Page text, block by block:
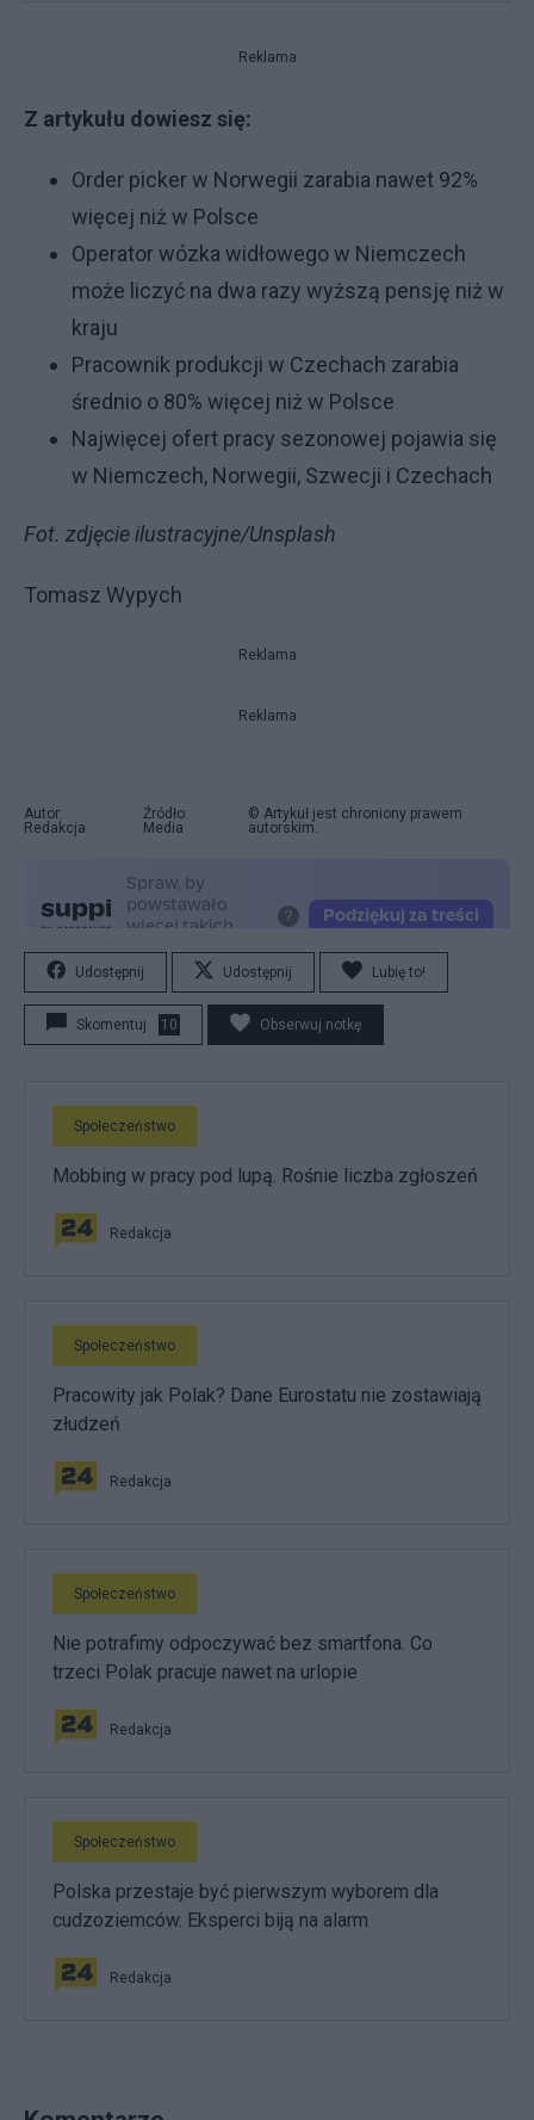
Reklama
Z artykułu dowiesz się:
Order picker w Norwegii zarabia nawet 92%
więcej niż w Polsce
Operator wózka widłowego w Niemczech
może liczyć na dwa razy wyższą pensję niż w
kraju
Pracownik produkcji w Czechach zarabia
średnio o 80% więcej niż w Polsce
Najwięcej ofert pracy sezonowej pojawia się
w Niemczech, Norwegii, Szwecji i Czechach
Fot. zdjęcie ilustracyjne/Unsplash
Tomasz Wypych
Reklama
Reklama
Autor:
Redakcja
Źródło:
Media
© Artykuł jest chroniony prawem
autorskim.
Udostępnij Udostępnij Lubię to!
Skomentuj 10 Obserwuj notkę
Społeczeństwo
Mobbing w pracy pod lupą. Rośnie liczba zgłoszeń
Redakcja
Społeczeństwo
Pracowity jak Polak? Dane Eurostatu nie zostawiają
złudzeń
Redakcja
Społeczeństwo
Nie potrafimy odpoczywać bez smartfona. Co
trzeci Polak pracuje nawet na urlopie
Redakcja
Społeczeństwo
Polska przestaje być pierwszym wyborem dla
cudzoziemców. Eksperci biją na alarm
Redakcja